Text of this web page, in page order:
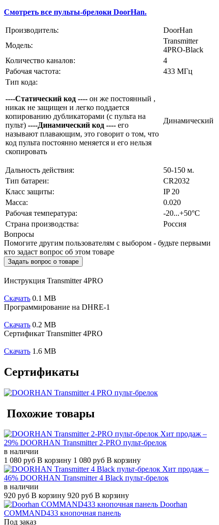
Смотреть все пульты-брелоки DoorHan.
Производитель:
DoorHan
Модель:
Transmitter
4PRO-Black
Количество каналов:
4
Рабочая частота:
433 МГц
Тип кода:
----Статический код ---- он же постоянный ,
никак не защищен и легко поддается
копированию дубликаторами (с пульта на
пульт) ----Динамический код ---- его
называют плавающим, это говорит о том, что
код пульта постоянно меняется и его нельзя
скопировать
Динамический
Дальность действия:
50-150 м.
Тип батареи:
CR2032
Класс защиты:
IP 20
Масса:
0.020
Рабочая температура:
-20...+50°С
Страна производства:
Россия
Вопросы
Помогите другим пользователям с выбором - будьте первыми
кто задаст вопрос об этом товаре
Задать вопрос о товаре
Инструкция Transmitter 4PRO
Скачать 0.1 MB
Программирование на DHRE-1
Скачать 0.2 MB
Сертификат Transmitter 4PRO
Скачать 1.6 MB
Сертификаты
Похожие товары
Хит продаж –
29% DOORHAN Transmitter 2-PRO пульт-брелок
в наличии
1 080 руб В корзину 1 080 руб В корзину
Хит продаж –
46% DOORHAN Transmitter 4 Black пульт-брелок
в наличии
920 руб В корзину 920 руб В корзину
Doorhan
COMMAND433 кнопочная панель
Под заказ